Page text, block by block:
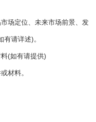
场定位、未来市场前景、发
请详述)。
(如有请提供)
材料。